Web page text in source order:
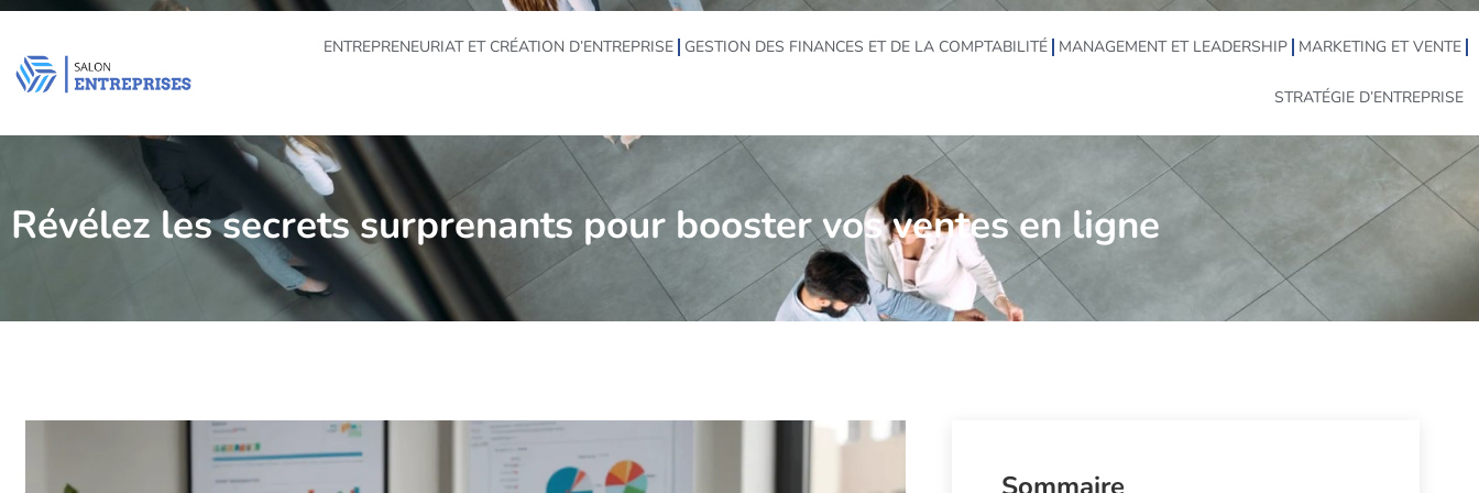
ENTREPRENEURIAT ET CRÉATION D’ENTREPRISE GESTION DES FINANCES ET DE LA COMPTABILITÉ MANAGEMENT ET LEADERSHIP MARKETING ET VENTE
STRATÉGIE D’ENTREPRISE
Révélez les secrets surprenants pour booster vos ventes en ligne